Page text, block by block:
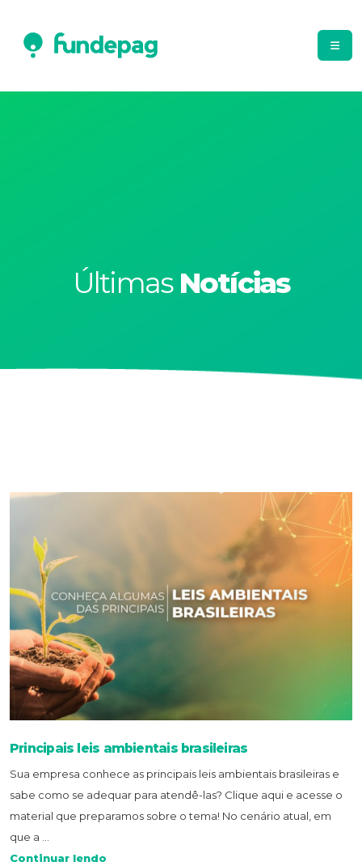
Últimas Notícias
Principais leis ambientais brasileiras
Sua empresa conhece as principais leis ambientais brasileiras e
sabe como se adequar para atendê-las? Clique aqui e acesse o
material que preparamos sobre o tema! No cenário atual, em
que a ...
Continuar lendo